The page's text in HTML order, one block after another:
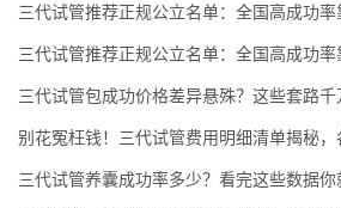
三代试管推荐正规公立名单：全国高成功
三代试管推荐正规公立名单：全国高成功
三代试管包成功价格差异悬殊？这些套路千
别花冤枉钱！三代试管费用明细清单揭秘
三代试管养囊成功率多少？看完这些数据你